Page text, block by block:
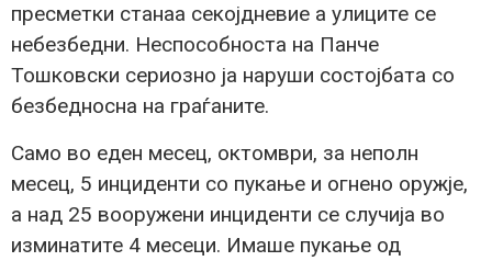
пресметки станаа секојдневие а улиците се
небезбедни. Неспособноста на Панче
Тошковски сериозно ја наруши состојбата со
безбедносна на граѓаните.
Само во еден месец, октомври, за неполн
месец, 5 инциденти со пукање и огнено оружје,
а над 25 вооружени инциденти се случија во
изминатите 4 месеци. Имаше пукање од